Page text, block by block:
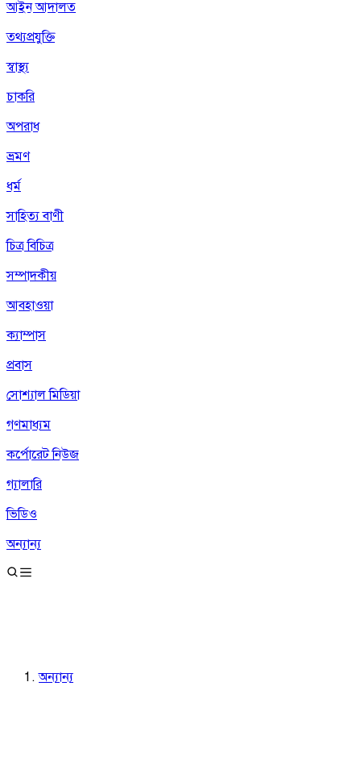
আইন আদালত
তথ্যপ্রযুক্তি
স্বাস্থ্য
চাকরি
অপরাধ
ভ্রমণ
ধর্ম
সাহিত্য বাণী
চিত্র বিচিত্র
সম্পাদকীয়
আবহাওয়া
ক্যাম্পাস
প্রবাস
সোশ্যাল মিডিয়া
গণমাধ্যম
কর্পোরেট নিউজ
গ্যালারি
ভিডিও
অন্যান্য
অন্যান্য